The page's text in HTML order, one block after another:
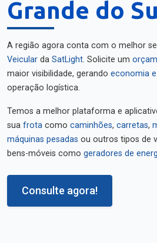
Grande do
A região agora conta com o melhor
Veicular da SatLight. Solicite um
maior visibilidade, gerando economia
operação logística.
Temos a melhor plataforma e
sua frota como caminhões, carretas,
máquinas pesadas ou outros tipos de
bens-móveis como geradores de
Consulte agora!